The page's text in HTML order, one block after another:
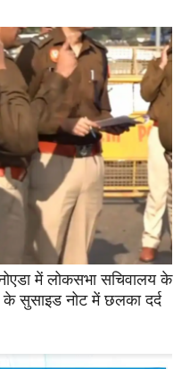
में लोकसभा सचिवालय के
सुसाइड नोट में छलका दर्द